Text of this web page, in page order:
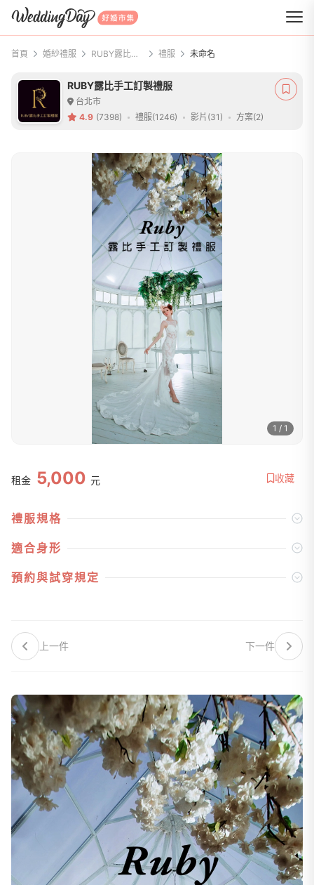
WeddingDay 好婚市集
首頁 婚紗禮服 RUBY露比手工訂製禮服 禮服 未命名
RUBY露比手工訂製禮服
台北市
4.9 (7398) 禮服(1246) 影片(31) 方案(2)
1 / 1
租金 5,000 元 收藏
禮服規格
適合身形
預約與試穿規定
上一件 下一件